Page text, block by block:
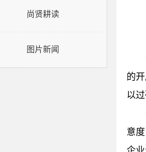
尚贤耕读
图片新闻
的
以
意